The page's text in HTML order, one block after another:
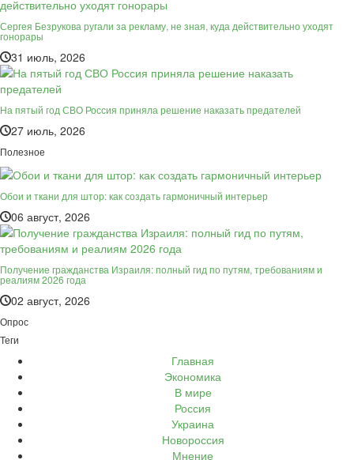
Сергея Безрукова ругали за рекламу, не зная, куда действительно уходят
гонорары
31 июль, 2026
На пятый год СВО Россия приняла решение наказать предателей
27 июль, 2026
Полезное
Обои и ткани для штор: как создать гармоничный интерьер
06 август, 2026
Получение гражданства Израиля: полный гид по путям, требованиям и
реалиям 2026 года
02 август, 2026
Опрос
Теги
Главная
Экономика
В мире
Россия
Украина
Новороссия
Мнение